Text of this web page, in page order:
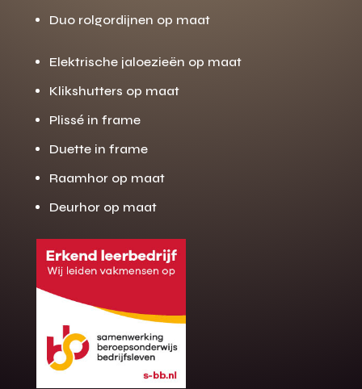
Gratis offerte
op maat?
Binnen 24 uur jouw gratis offerte
10 jaar garantie op de montage
Duo rolgordijnen op maat
Elektrische jaloezieën op maat
Klikshutters op maat
Plissé in frame
Duette in frame
Raamhor op maat
Deurhor op maat